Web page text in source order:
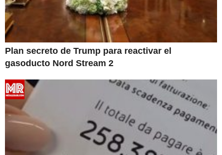
Plan secreto de Trump para reactivar el
gasoducto Nord Stream 2